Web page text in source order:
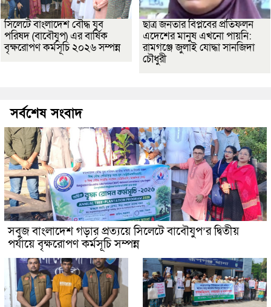
সিলেটে বাংলাদেশ বৌদ্ধ যুব
পরিষদ (বাবৌযুপ) এর বার্ষিক
বৃক্ষরোপণ কর্মসূচি ২০২৬ সম্পন্ন
ছাত্র জনতার বিপ্লবের প্রতিফলন
এদেশের মানুষ এখনো পায়নি:
রামগঞ্জে জুলাই যোদ্ধা সানজিদা
চৌধুরী
সর্বশেষ সংবাদ
সবুজ বাংলাদেশ গড়ার প্রত্যয়ে সিলেটে বাবৌযুপ’র দ্বিতীয়
পর্যায়ে বৃক্ষরোপণ কর্মসূচি সম্পন্ন